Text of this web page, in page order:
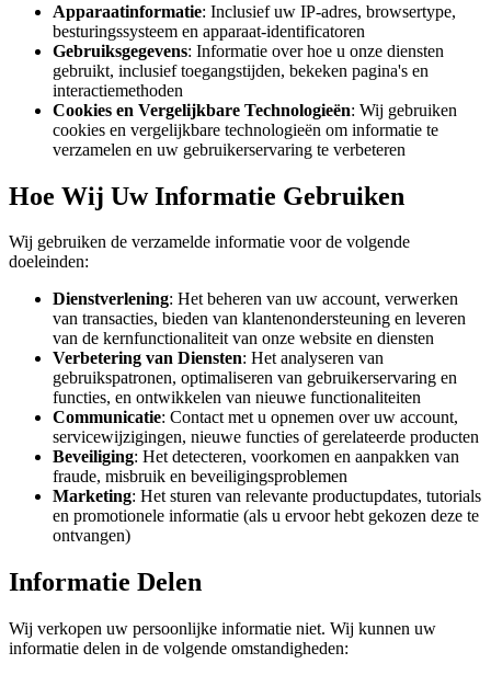
Apparaatinformatie: Inclusief uw IP-adres, browsertype,
besturingssysteem en apparaat-identificatoren
Gebruiksgegevens: Informatie over hoe u onze diensten
gebruikt, inclusief toegangstijden, bekeken pagina's en
interactiemethoden
Cookies en Vergelijkbare Technologieën: Wij gebruiken
cookies en vergelijkbare technologieën om informatie te
verzamelen en uw gebruikerservaring te verbeteren
Hoe Wij Uw Informatie Gebruiken
Wij gebruiken de verzamelde informatie voor de volgende
doeleinden:
Dienstverlening: Het beheren van uw account, verwerken
van transacties, bieden van klantenondersteuning en leveren
van de kernfunctionaliteit van onze website en diensten
Verbetering van Diensten: Het analyseren van
gebruikspatronen, optimaliseren van gebruikerservaring en
functies, en ontwikkelen van nieuwe functionaliteiten
Communicatie: Contact met u opnemen over uw account,
servicewijzigingen, nieuwe functies of gerelateerde producten
Beveiliging: Het detecteren, voorkomen en aanpakken van
fraude, misbruik en beveiligingsproblemen
Marketing: Het sturen van relevante productupdates, tutorials
en promotionele informatie (als u ervoor hebt gekozen deze te
ontvangen)
Informatie Delen
Wij verkopen uw persoonlijke informatie niet. Wij kunnen uw
informatie delen in de volgende omstandigheden: